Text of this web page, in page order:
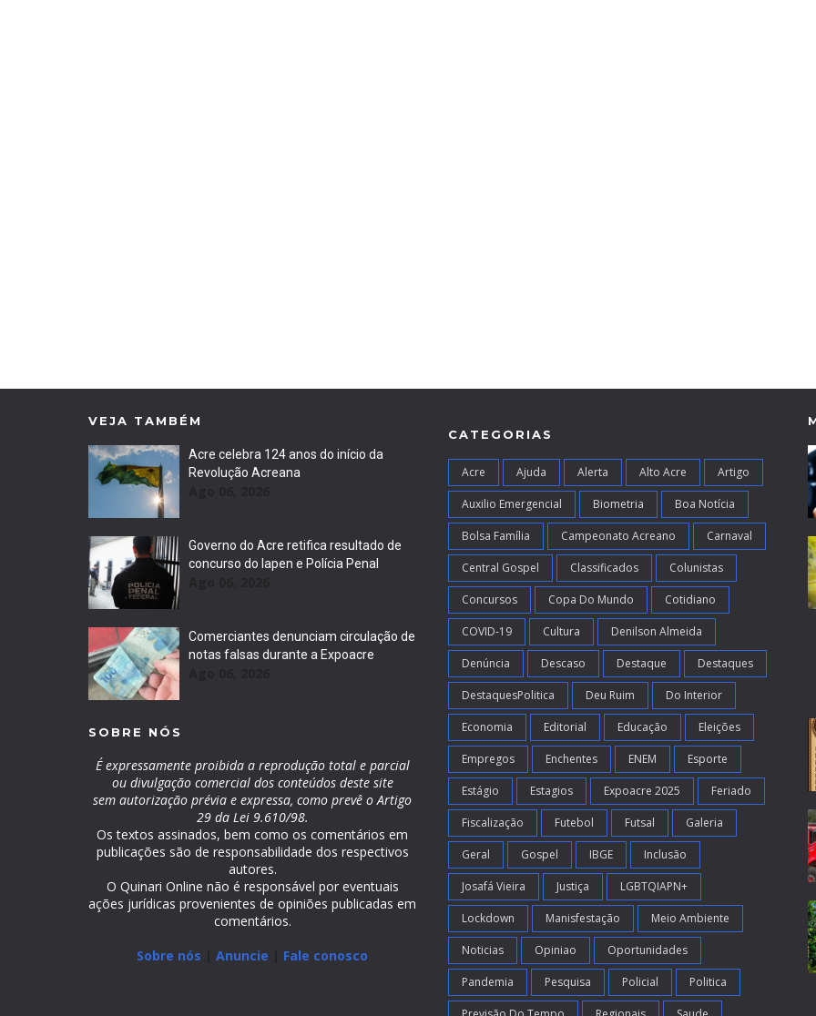
VEJA TAMBÉM
Acre celebra 124 anos do início da
Revolução Acreana
Governo do Acre retifica resultado de
concurso do Iapen e Polícia Penal
Comerciantes denunciam circulação de
notas falsas durante a Expoacre
SOBRE NÓS
É expressamente proibida a reprodução total e parcial
ou divulgação comercial dos conteúdos deste site
sem autorização prévia e expressa, como prevê o Artigo
29 da Lei 9.610/98.
Os textos assinados, bem como os comentários em
publicações são de responsabilidade dos respectivos
autores.
O Quinari Online não é responsável por eventuais
ações jurídicas provenientes de opiniões publicadas em
comentários.
Sobre nós |Anuncie Fale conosco
CATEGORIAS
Acre Ajuda Alerta Alto Acre Artigo
Auxilio Emergencial Biometria Boa Notícia
Bolsa Família Campeonato Acreano Carnaval
Central Gospel Classificados Colunistas
Concursos Copa Do Mundo Cotidiano
COVID-19 Cultura Denilson Almeida
Denúncia Descaso Destaque Destaques
DestaquesPolitica Deu Ruim Do Interior
Economia Editorial Educação Eleições
Empregos Enchentes ENEM Esporte
Estágio Estagios Expoacre 2025 Feriado
Fiscalização Futebol Futsal Galeria
Geral Gospel IBGE Inclusão
Josafá Vieira Justiça LGBTQIAPN+
Lockdown Manisfestação Meio Ambiente
Noticias Opiniao Oportunidades
Pandemia Pesquisa Policial Politica